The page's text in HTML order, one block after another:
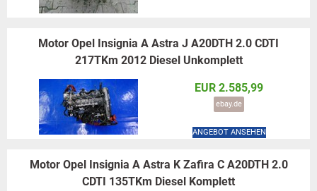
Motor Opel Insignia A Astra J A20DTH 2.0 CDTI
217TKm 2012 Diesel Unkomplett
EUR 2.585,99
ebay.de
ANGEBOT ANSEHEN
Motor Opel Insignia A Astra K Zafira C A20DTH 2.0
CDTI 135TKm Diesel Komplett